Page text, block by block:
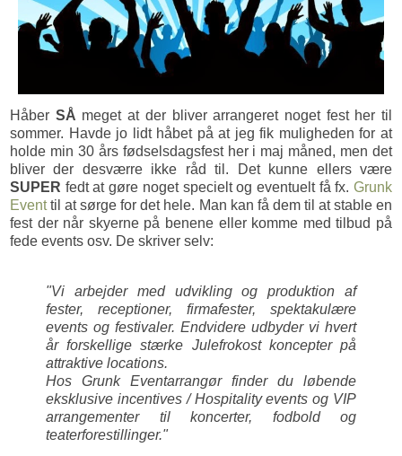
Håber SÅ meget at der bliver arrangeret noget fest her til
sommer. Havde jo lidt håbet på at jeg fik muligheden for at
holde min 30 års fødselsdagsfest her i maj måned, men det
bliver der desværre ikke råd til. Det kunne ellers være
SUPER fedt at gøre noget specielt og eventuelt få fx. Grunk
Eventtil at sørge for det hele. Man kan få dem til at stable en
fest der når skyerne på benene eller komme med tilbud på
fede events osv. De skriver selv:
"Vi arbejder med udvikling og produktion af
fester, receptioner, firmafester, spektakulære
events og festivaler. Endvidere udbyder vi hvert
år forskellige stærke Julefrokost koncepter på
attraktive locations.
Hos Grunk Eventarrangør finder du løbende
eksklusive incentives / Hospitality events og VIP
arrangementer til koncerter, fodbold og
teaterforestillinger."